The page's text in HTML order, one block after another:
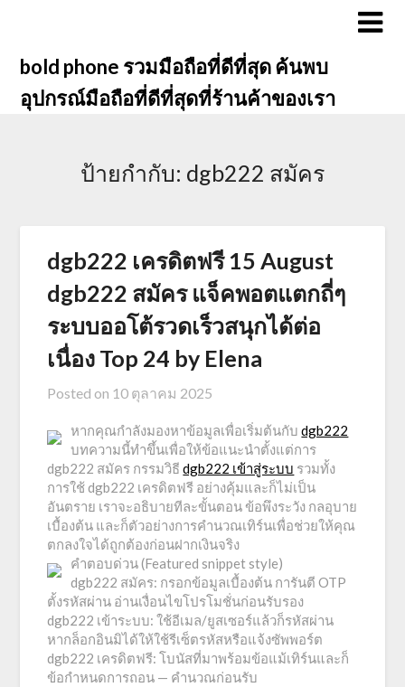
content
bold phone รวมมือถือที่ดีที่สุด ค้นพบ
อุปกรณ์มือถือที่ดีที่สุดที่ร้านค้าของเรา
ป้ายกำกับ: dgb222 สมัคร
dgb222 เครดิตฟรี 15 August
dgb222 สมัคร แจ็คพอตแตกถี่ๆ
ระบบออโต้รวดเร็วสนุกได้ต่อ
เนื่อง Top 24 by Elena
Posted on 10 ตุลาคม 2025
หากคุณกำลังมองหาข้อมูลเพื่อเริ่มต้นกับdgb222
บทความนี้ทำขึ้นเพื่อให้ข้อแนะนำตั้งแต่การ
dgb222 สมัคร กรรมวิธีdgb222 เข้าสู่ระบบ รวมทั้ง
การใช้ dgb222 เครดิตฟรี อย่างคุ้มและก็ไม่เป็น
อันตราย เราจะอธิบายทีละขั้นตอน ข้อพึงระวัง กลอุบาย
เบื้องต้น และก็ตัวอย่างการคำนวณเทิร์นเพื่อช่วยให้คุณ
ตกลงใจได้ถูกต้องก่อนฝากเงินจริง
คำตอบด่วน (Featured snippet style)
dgb222 สมัคร: กรอกข้อมูลเบื้องต้น การันตี OTP
ตั้งรหัสผ่าน อ่านเงื่อนไขโปรโมชั่นก่อนรับรอง
dgb222 เข้าระบบ: ใช้อีเมล/ยูสเซอร์แล้วก็รหัสผ่าน
หากล็อกอินมิได้ให้ใช้รีเซ็ตรหัสหรือแจ้งซัพพอร์ต
dgb222 เครดิตฟรี: โบนัสที่มาพร้อมข้อแม้เทิร์นและก็
ข้อกำหนดการถอน — คำนวณก่อนรับ